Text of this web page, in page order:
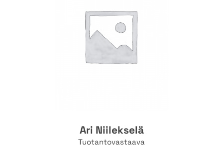
Ari Niilekselä
Tuotantovastaava